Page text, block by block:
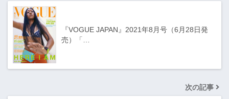
『VOGUE JAPAN』2021年8月号（6月28日発
売）「…
次の記事